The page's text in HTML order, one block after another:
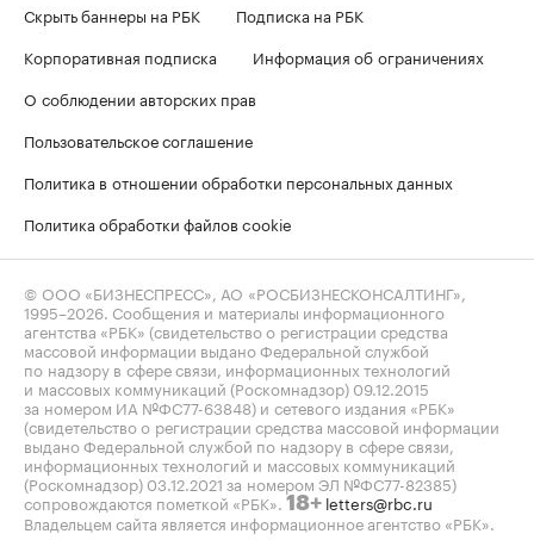
Скрыть баннеры на РБК
Подписка на РБК
Корпоративная подписка
Информация об ограничениях
О соблюдении авторских прав
Пользовательское соглашение
Политика в отношении обработки персональных данных
Политика обработки файлов cookie
© ООО «БИЗНЕСПРЕСС», АО «РОСБИЗНЕСКОНСАЛТИНГ»,
1995–2026 . Сообщения и материалы информационного
агентства «РБК» (свидетельство о регистрации средства
массовой информации выдано Федеральной службой
по надзору в сфере связи, информационных технологий
и массовых коммуникаций (Роскомнадзор) 09.12.2015
за номером ИА №ФС77-63848) и сетевого издания «РБК»
(свидетельство о регистрации средства массовой информации
выдано Федеральной службой по надзору в сфере связи,
информационных технологий и массовых коммуникаций
(Роскомнадзор) 03.12.2021 за номером ЭЛ №ФС77-82385)
сопровождаются пометкой «РБК». 18+ letters@rbc.ru
Владельцем сайта является информационное агентство «РБК».